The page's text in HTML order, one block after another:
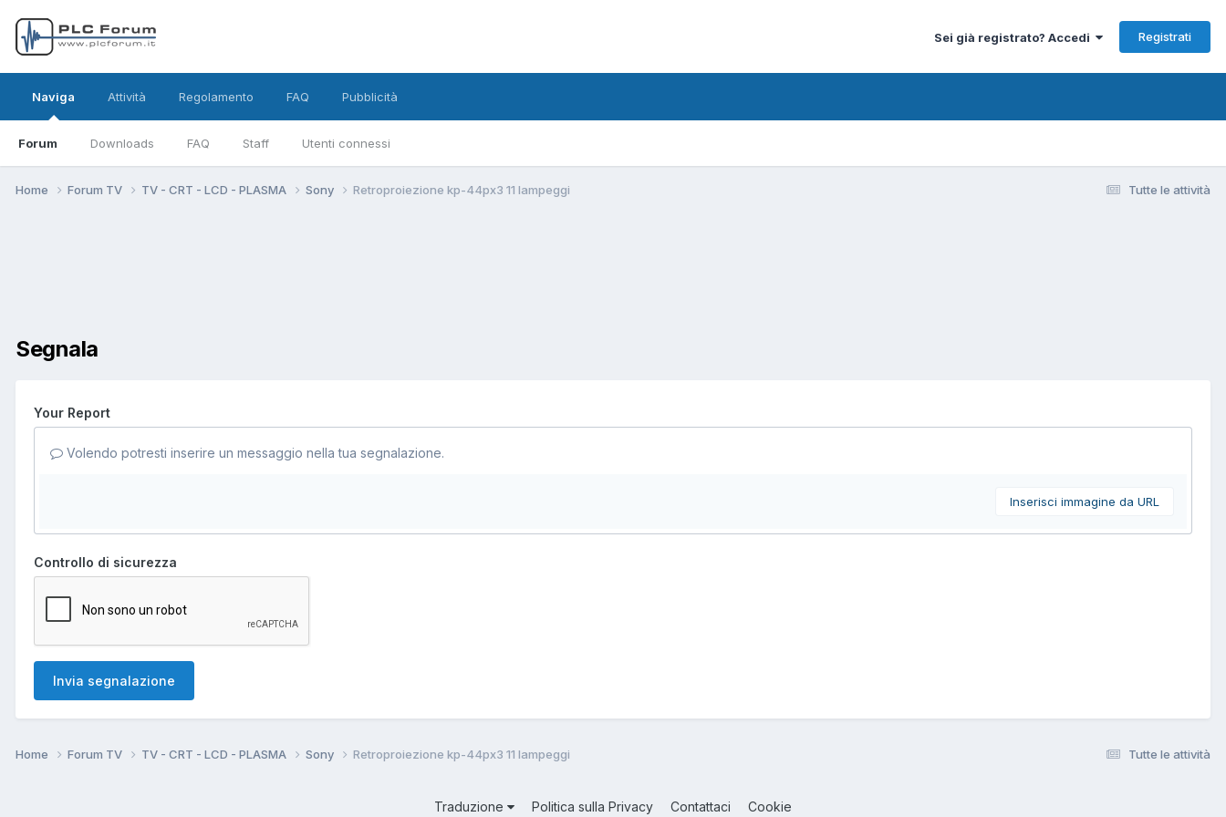
Sei già registrato? Accedi Registrati
Naviga
Forum Downloads FAQ Staff Utenti connessi
Attività Regolamento FAQ Pubblicità
Tutte le attività
Home Forum TV TV - CRT - LCD - PLASMA Sony Retroproiezione kp-44px3 11 lampeggi
Segnala
Your Report
Volendo potresti inserire un messaggio nella tua segnalazione.
Inserisci immagine da URL
Controllo di sicurezza
Invia segnalazione
Tutte le attività
Home Forum TV TV - CRT - LCD - PLASMA Sony Retroproiezione kp-44px3 11 lampeggi
Traduzione Politica sulla Privacy Contattaci Cookie